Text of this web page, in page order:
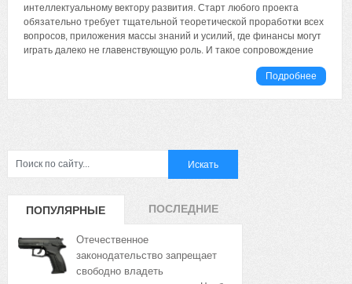
интеллектуальному вектору развития. Старт любого проекта
обязательно требует тщательной теоретической проработки всех
вопросов, приложения массы знаний и усилий, где финансы могут
играть далеко не главенствующую роль. И такое сопровождение
Подробнее
ПОПУЛЯРНЫЕ
ЗАПИСИ
ПОСЛЕДНИЕ
Отечественное
законодательство запрещает
свободно владеть